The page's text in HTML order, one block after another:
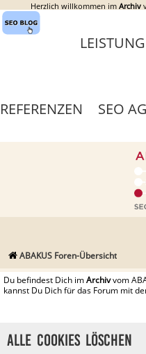
Herzlich willkommen im Archiv
REFERENZEN SEO
ABAKUS Foren-Übersicht
Du befindest Dich imArchivvom
kannst Du Dich für das Forum mit
Alle Cookies löschen